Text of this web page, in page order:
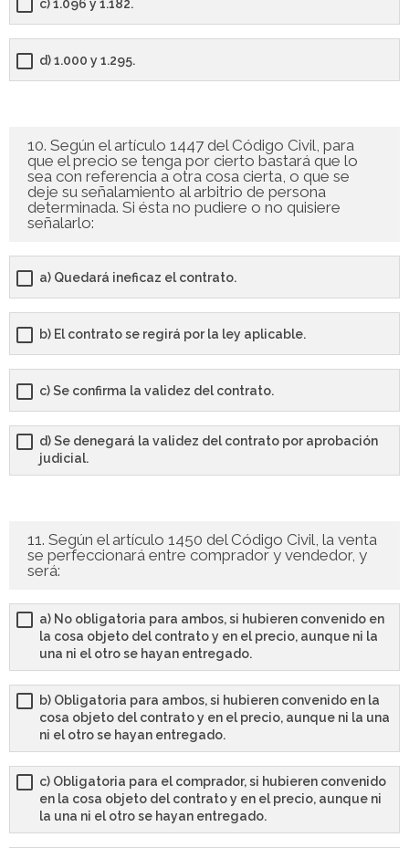
c) 1.096 y 1.182.
d) 1.000 y 1.295.
10. Según el artículo 1447 del Código Civil, para
que el precio se tenga por cierto bastará que lo
sea con referencia a otra cosa cierta, o que se
deje su señalamiento al arbitrio de persona
determinada. Si ésta no pudiere o no quisiere
señalarlo:
a) Quedará ineficaz el contrato.
b) El contrato se regirá por la ley aplicable.
c) Se confirma la validez del contrato.
d) Se denegará la validez del contrato por aprobación
judicial.
11. Según el artículo 1450 del Código Civil, la venta
se perfeccionará entre comprador y vendedor, y
será:
a) No obligatoria para ambos, si hubieren convenido en
la cosa objeto del contrato y en el precio, aunque ni la
una ni el otro se hayan entregado.
b) Obligatoria para ambos, si hubieren convenido en la
cosa objeto del contrato y en el precio, aunque ni la una
ni el otro se hayan entregado.
c) Obligatoria para el comprador, si hubieren convenido
en la cosa objeto del contrato y en el precio, aunque ni
la una ni el otro se hayan entregado.